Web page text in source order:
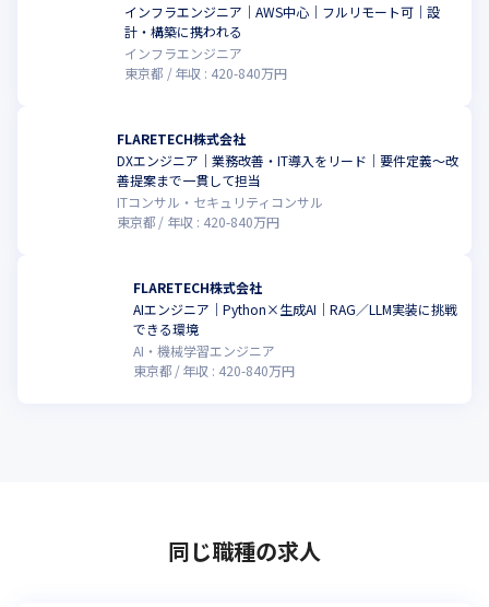
インフラエンジニア｜AWS中心｜フルリモート可｜設
計・構築に携われる
インフラエンジニア
東京都
年収 : 420-840万円
FLARETECH株式会社
DXエンジニア｜業務改善・IT導入をリード｜要件定義〜改
善提案まで一貫して担当
ITコンサル・セキュリティコンサル
東京都
年収 : 420-840万円
FLARETECH株式会社
AIエンジニア｜Python×生成AI｜RAG／LLM実装に挑戦
できる環境
AI・機械学習エンジニア
東京都
年収 : 420-840万円
同じ職種の求人